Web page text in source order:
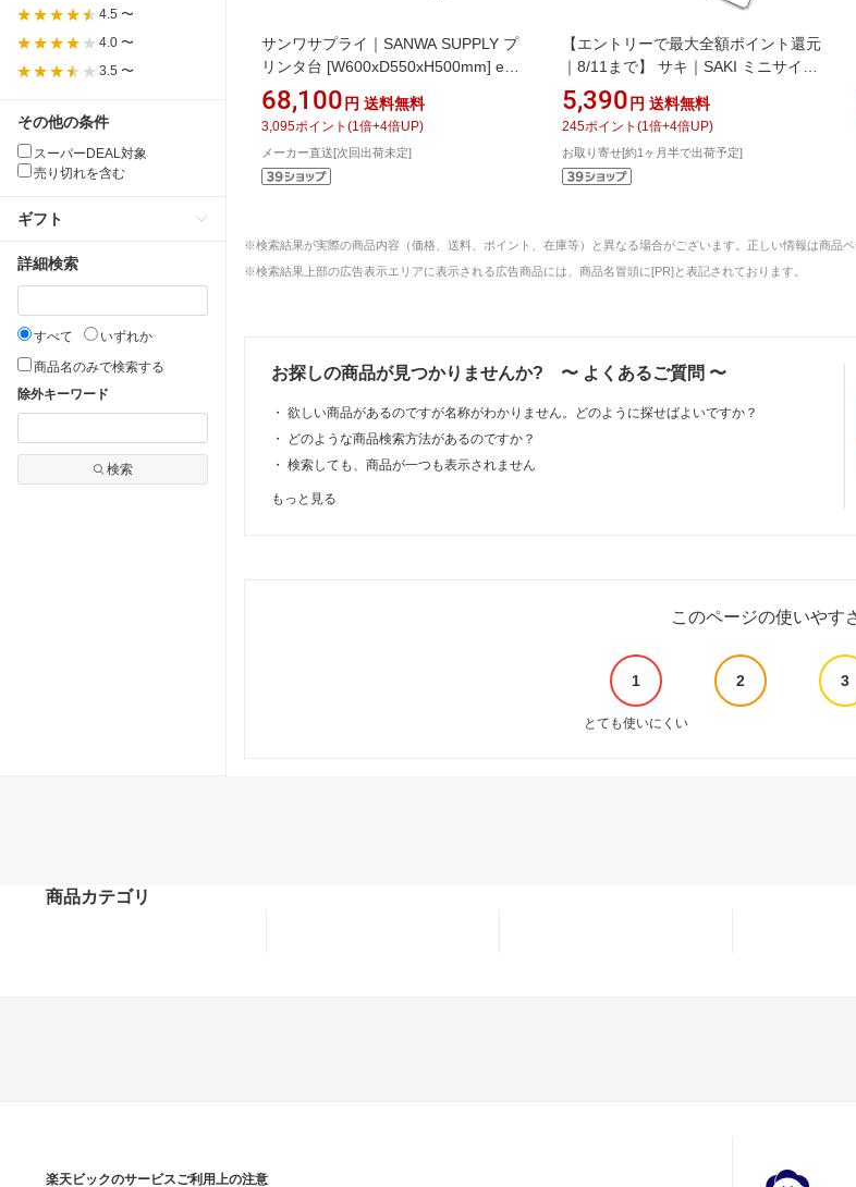
4.5 〜
4.0 〜
3.5 〜
その他の条件
スーパーDEAL対象
売り切れを含む
ギフト
詳細検索
すべて
いずれか
商品名のみで検索する
除外キーワード
検索
サンワサプライ｜SANWA SUPPLY プ
リンタ台 [W600xD550xH500mm] eデ
スク(Pタイプ） ライトグレー ED-
P6055LN 【メーカー直送・時間指
定・返品不可】
68,100 円 送料無料
3,095ポイント (1 倍+4倍UP)
メーカー直送[次回出荷未定]
【エントリーで最大全額ポイント還元
｜8/11まで】 サキ｜SAKI ミニサイド
ワゴン・メッシュ R-331 ブラウン ＜
VSI1602＞[VSI1602]
5,390 円 送料無料
245ポイント (1 倍+4倍UP)
お取り寄せ[約1ヶ月半で出荷予定]
※検索結果が実際の商品内容（価格、送料、ポイント、在庫等）と異なる場合がございます。正しい情報は商品ペ
※検索結果上部の広告表示エリアに表示される広告商品には、商品名冒頭に[PR]と表記されております。
お探しの商品が見つかりませんか? 〜 よくあるご質問 〜
・ 欲しい商品があるのですが名称がわかりません。どのように探せばよいですか？
・
どのような商品検索方法があるのですか？
・ 検索しても、商品が一つも表示されません
もっと見る
このページの使いやす
1 2 3
とても使いにくい
商品カテゴリ
楽天ビックのサービスご利用上の注意